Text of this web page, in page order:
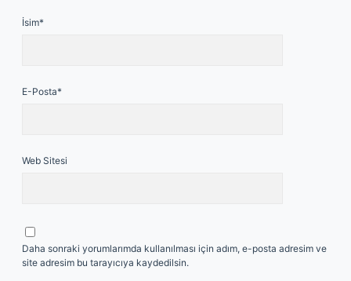
İsim*
E-Posta*
Web Sitesi
Daha sonraki yorumlarımda kullanılması için adım, e-posta adresim ve
site adresim bu tarayıcıya kaydedilsin.